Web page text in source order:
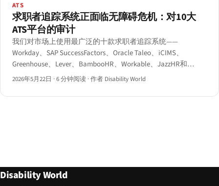
ATS
求职者追踪系统正面临无障碍危机：对10大
ATS平台的审计
我们对市场上使用最广泛的十款求职者追踪系统——
Workday、SAP SuccessFactors、Oracle Taleo、iCIMS、
Greenhouse、Lever、BambooHR、Workable、JazzHR和
SmartRecruiters——的候选人端流程进行了基于axe-core的自
2026年5月22日 ·6 分钟阅读 ·作者 Disability World
Disability World